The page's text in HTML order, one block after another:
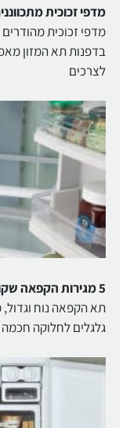
מדפי זכוכית
מדפי זכוכית
בדפנות תא המזון
לצרכים
5 מגירות הקפאה שקופות
גלגלים לחלוקה חכמה